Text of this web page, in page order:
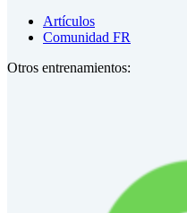
Artículos
Comunidad FR
Otros entrenamientos: